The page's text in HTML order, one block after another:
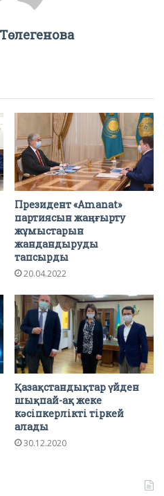
Президент «Amanat»
партиясын жаңғырту
жұмыстарын
жандандыруды
тапсырды
20.04.2022
Қазақстандықтар үйден
шықпай-ақ жеке
кәсіпкерлікті тіркей
алады
30.12.2020